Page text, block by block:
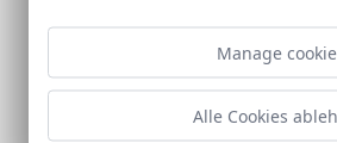
mampara de ducha y armario de
Manage
Alle Cookies